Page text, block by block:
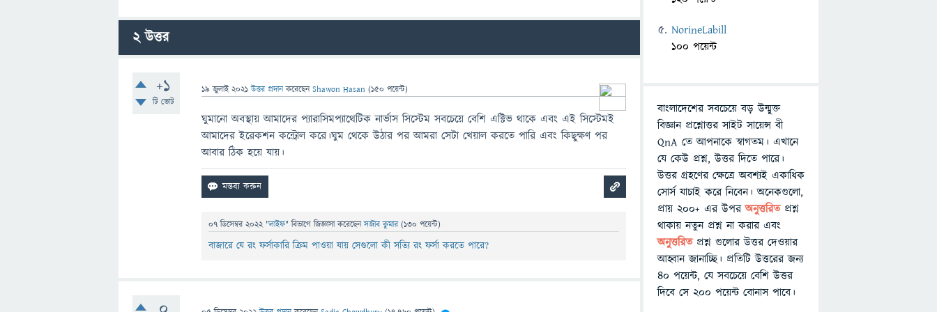
2উত্তর
+1
টি ভোট
19 জুলাই 2021 উত্তর প্রদান করেছেনShawon Hasan (150 পয়েন্ট)
ঘুমানো অবস্থায় আমাদের প্যারাসিমপ্যাথেটিক নার্ভাস সিস্টেম সবচেয়ে বেশি এক্টিভ থাকে এবং এই সিস্টেমই
আমাদের ইরেকশন কন্ট্রোল করে।ঘুম থেকে উঠার পর আমরা সেটা খেয়াল করতে পারি এবং কিছুক্ষণ পর
আবার ঠিক হয়ে যায়।
07 ডিসেম্বর 2022 "লাইফ" বিভাগে জিজ্ঞাসাকরেছেনসজীব কুমার (130 পয়েন্ট)
বাজারে যে রং ফর্সাকারি ক্রিম পাওয়া যায় সেগুলো কী সত্যি রং ফর্সা করতে পারে?
NorineLabill
100 পয়েন্ট
বাংলাদেশের সবচেয়ে বড় উন্মুক্ত
বিজ্ঞান প্রশ্নোত্তর সাইট সায়েন্স বী
QnA তে আপনাকে স্বাগতম। এখানে
যে কেউ প্রশ্ন, উত্তর দিতে পারে।
উত্তর গ্রহণের ক্ষেত্রে অবশ্যই একাধিক
সোর্স যাচাই করে নিবেন। অনেকগুলো,
প্রায় ২০০+ এর উপরঅনুত্তরিতপ্রশ্ন
থাকায় নতুন প্রশ্ন না করার এবং
অনুত্তরিত প্রশ্ন গুলোর উত্তর দেওয়ার
আহ্বান জানাচ্ছি। প্রতিটি উত্তরের জন্য
৪০ পয়েন্ট, যে সবচেয়ে বেশি উত্তর
দিবে সে ২০০ পয়েন্ট বোনাস পাবে।